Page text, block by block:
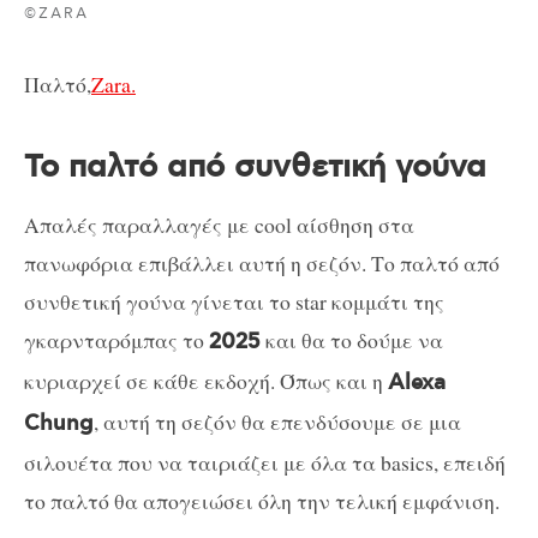
©ZARA
Παλτό,Zara.
Το παλτό από συνθετική γούνα
Απαλές παραλλαγές με cool αίσθηση στα
πανωφόρια επιβάλλει αυτή η σεζόν. Το παλτό από
συνθετική γούνα γίνεται το star κομμάτι της
γκαρνταρόμπας το2025και θα το δούμε να
κυριαρχεί σε κάθε εκδοχή. Όπως και η Alexa
Chung, αυτή τη σεζόν θα επενδύσουμε σε μια
σιλουέτα που να ταιριάζει με όλα τα basics, επειδή
το παλτό θα απογειώσει όλη την τελική εμφάνιση.